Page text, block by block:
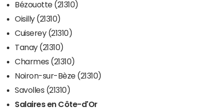
Bézouotte (21310)
Oisilly (21310)
Cuiserey (21310)
Tanay (21310)
Charmes (21310)
Noiron-sur-Bèze (21310)
Savolles (21310)
Salaires en Côte-d'Or